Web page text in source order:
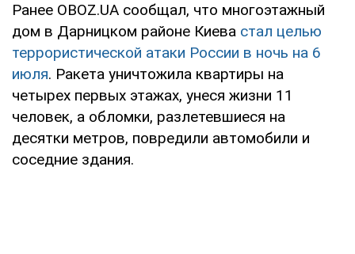
Ранее OBOZ.UA сообщал, что многоэтажный
дом в Дарницком районе Киева стал целью
террористической атаки России в ночь на 6
июля. Ракета уничтожила квартиры на
четырех первых этажах, унеся жизни 11
человек, а обломки, разлетевшиеся на
десятки метров, повредили автомобили и
соседние здания.